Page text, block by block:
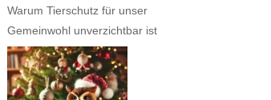
Warum Tierschutz für unser
Gemeinwohl unverzichtbar ist